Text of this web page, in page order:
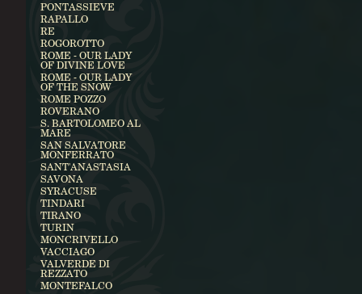
PONTASSIEVE
RAPALLO
RE
ROGOROTTO
ROME - OUR LADY
OF DIVINE LOVE
ROME - OUR LADY
OF THE SNOW
ROME POZZO
ROVERANO
S. BARTOLOMEO AL
MARE
SAN SALVATORE
MONFERRATO
SANT'ANASTASIA
SAVONA
SYRACUSE
TINDARI
TIRANO
TURIN
MONCRIVELLO
VACCIAGO
VALVERDE DI
REZZATO
MONTEFALCO